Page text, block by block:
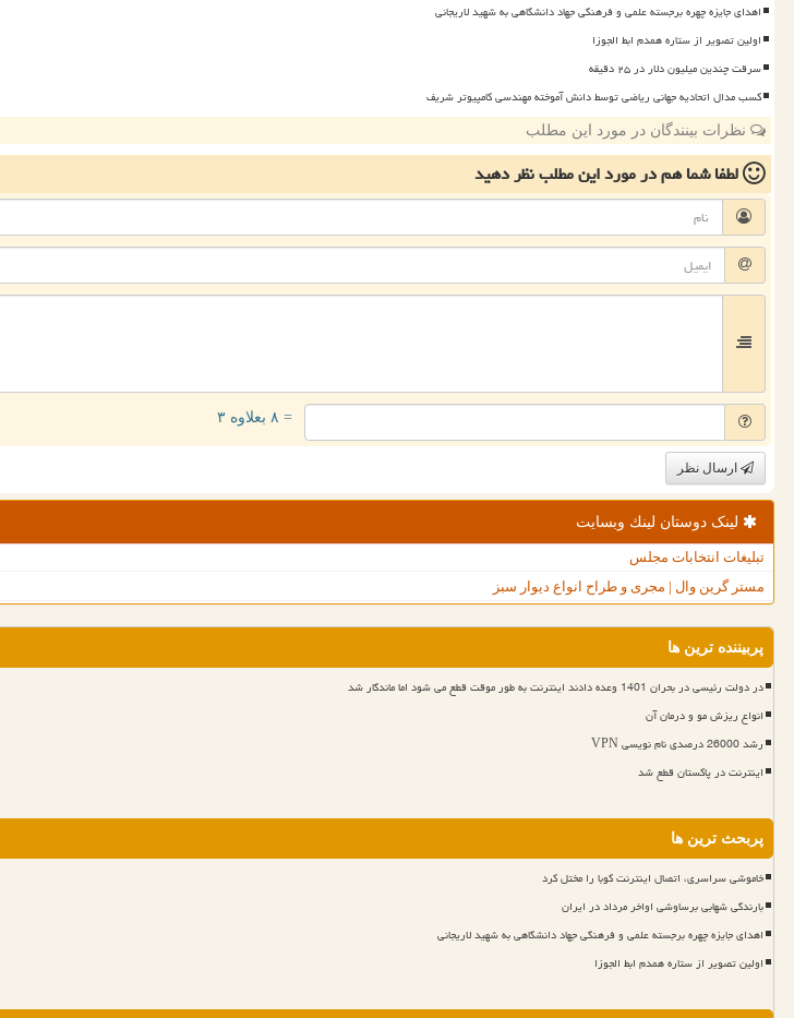
اهدای جایزه چهره برجسته علمی و فرهنگی جهاد دانشگاهی به شهید لاریجانی
اولین تصویر از ستاره همدم ابط الجوزا
سرقت چندین میلیون دلار در ۲۵ دقیقه
کسب مدال اتحادیه جهانی ریاضی توسط دانش آموخته مهندسی کامپیوتر شریف
نظرات بینندگان در مورد این مطلب
لطفا شما همدر مورد این مطلبنظر دهید
= ۸ بعلاوه ۳
ارسال نظر
لینک دوستان لینك وبسایت
تبلیغات انتخابات مجلس
مستر گرین وال | مجری و طراح انواع دیوار سبز
پربیننده ترین ها
در دولت رئیسی در بحران 1401 وعده دادند اینترنت به طور موقت قطع می شود اما ماندگار شد
انواع ریزش مو و درمان آن
رشد 26000 درصدی نام نویسی VPN
اینترنت در پاکستان قطع شد
پربحث ترین ها
خاموشی سراسری، اتصال اینترنت کوبا را مختل کرد
بارندگی شهابی برساوشی اواخر مرداد در ایران
اهدای جایزه چهره برجسته علمی و فرهنگی جهاد دانشگاهی به شهید لاریجانی
اولین تصویر از ستاره همدم ابط الجوزا